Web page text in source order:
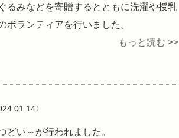
るみなどを寄贈するとともに洗濯や授乳
ランティアを行いました。
もっと読む >>
〉
どい～が行われました。